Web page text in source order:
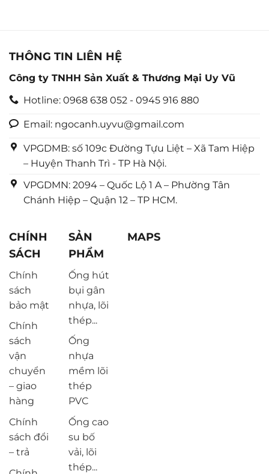
THÔNG TIN LIÊN HỆ
Công ty TNHH Sản Xuất & Thương Mại Uy Vũ
Hotline: 0968 638 052 - 0945 916 880
Email: ngocanh.uyvu@gmail.com
VPGDMB: số 109c Đường Tựu Liệt – Xã Tam Hiệp
– Huyện Thanh Trì - TP Hà Nội.
VPGDMN: 2094 – Quốc Lộ 1 A – Phường Tân
Chánh Hiệp – Quận 12 – TP HCM.
CHÍNH
SÁCH
Chính
sách
bảo mật
Chính
sách
vận
chuyển
– giao
hàng
Chính
sách đổi
– trả
SẢN
PHẨM
Ống hút
bụi gân
nhựa, lõi
thép...
Ống
nhựa
mềm lõi
thép
PVC
Ống cao
su bố
vải, lõi
thép...
MAPS